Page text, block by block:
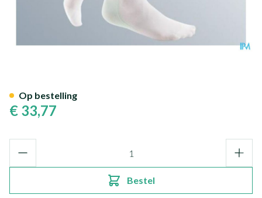
€ 33,77
Bestel
Op bestelling